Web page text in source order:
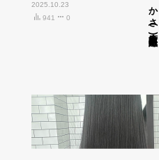
2025.10.23
941
0 広島市中区紙屋町)